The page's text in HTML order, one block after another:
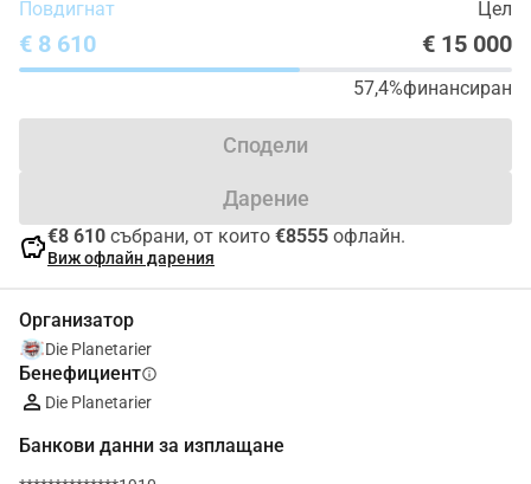
Повдигнат Цел
€ 8 610 € 15 000
57,4%финансиран
Сподели
Дарение
savings€8 610 събрани, от които €8555 офлайн.
Виж офлайн дарения
Организатор
Die Planetarier
Бенефициентinfo
Die Planetarier
Банкови данни за изплащане